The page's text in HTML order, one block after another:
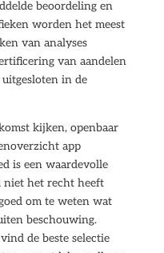
beoordeling en
worden het meest
van analyses
van aandelen
in de
kijken, openbaar
app
is een waardevolle
niet het recht heeft
om te weten wat
beschouwing.
de beste selectie